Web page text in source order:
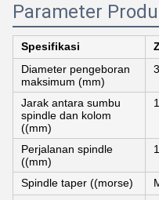
Parameter
Spesifikasi
Diameter pengeboran
maksimum (mm)
Jarak antara sumbu
spindle dan kolom
((mm)
Perjalanan spindle
((mm)
Spindle taper ((morse)